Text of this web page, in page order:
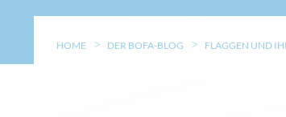
HOME DER BOFA-BLOG FLAGGEN UND